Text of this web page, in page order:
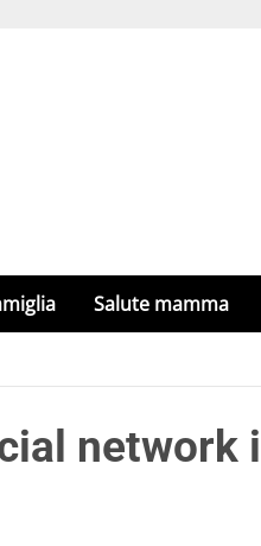
Salute mamma
network i